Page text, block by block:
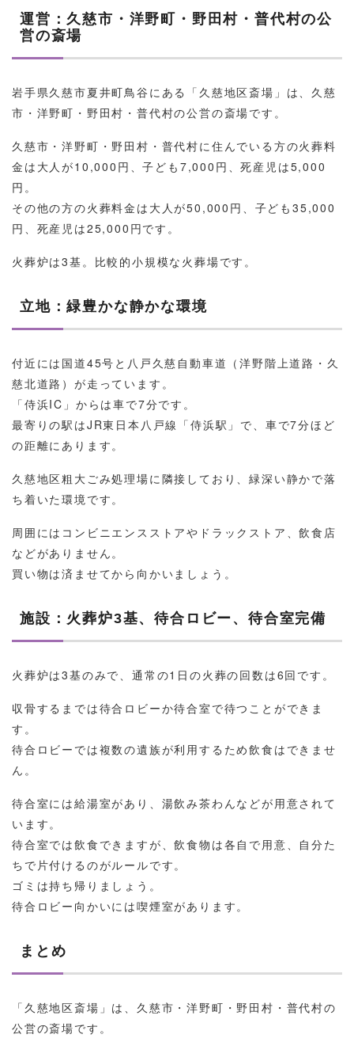
運営：久慈市・洋野町・野田村・普代村の公
営の斎場
岩手県久慈市夏井町鳥谷にある「久慈地区斎場」は、久慈
市・洋野町・野田村・普代村の公営の斎場です。
久慈市・洋野町・野田村・普代村に住んでいる方の火葬料
金は大人が10,000円、子ども7,000円、死産児は5,000
円。
その他の方の火葬料金は大人が50,000円、子ども35,000
円、死産児は25,000円です。
火葬炉は3基。比較的小規模な火葬場です。
立地：緑豊かな静かな環境
付近には国道45号と八戸久慈自動車道（洋野階上道路・久
慈北道路）が走っています。
「侍浜IC」からは車で7分です。
最寄りの駅はJR東日本八戸線「侍浜駅」で、車で7分ほど
の距離にあります。
久慈地区粗大ごみ処理場に隣接しており、緑深い静かで落
ち着いた環境です。
周囲にはコンビニエンスストアやドラックストア、飲食店
などがありません。
買い物は済ませてから向かいましょう。
施設：火葬炉3基、待合ロビー、待合室完備
火葬炉は3基のみで、通常の1日の火葬の回数は6回です。
収骨するまでは待合ロビーか待合室で待つことができま
す。
待合ロビーでは複数の遺族が利用するため飲食はできませ
ん。
待合室には給湯室があり、湯飲み茶わんなどが用意されて
います。
待合室では飲食できますが、飲食物は各自で用意、自分た
ちで片付けるのがルールです。
ゴミは持ち帰りましょう。
待合ロビー向かいには喫煙室があります。
まとめ
「久慈地区斎場」は、久慈市・洋野町・野田村・普代村の
公営の斎場です。